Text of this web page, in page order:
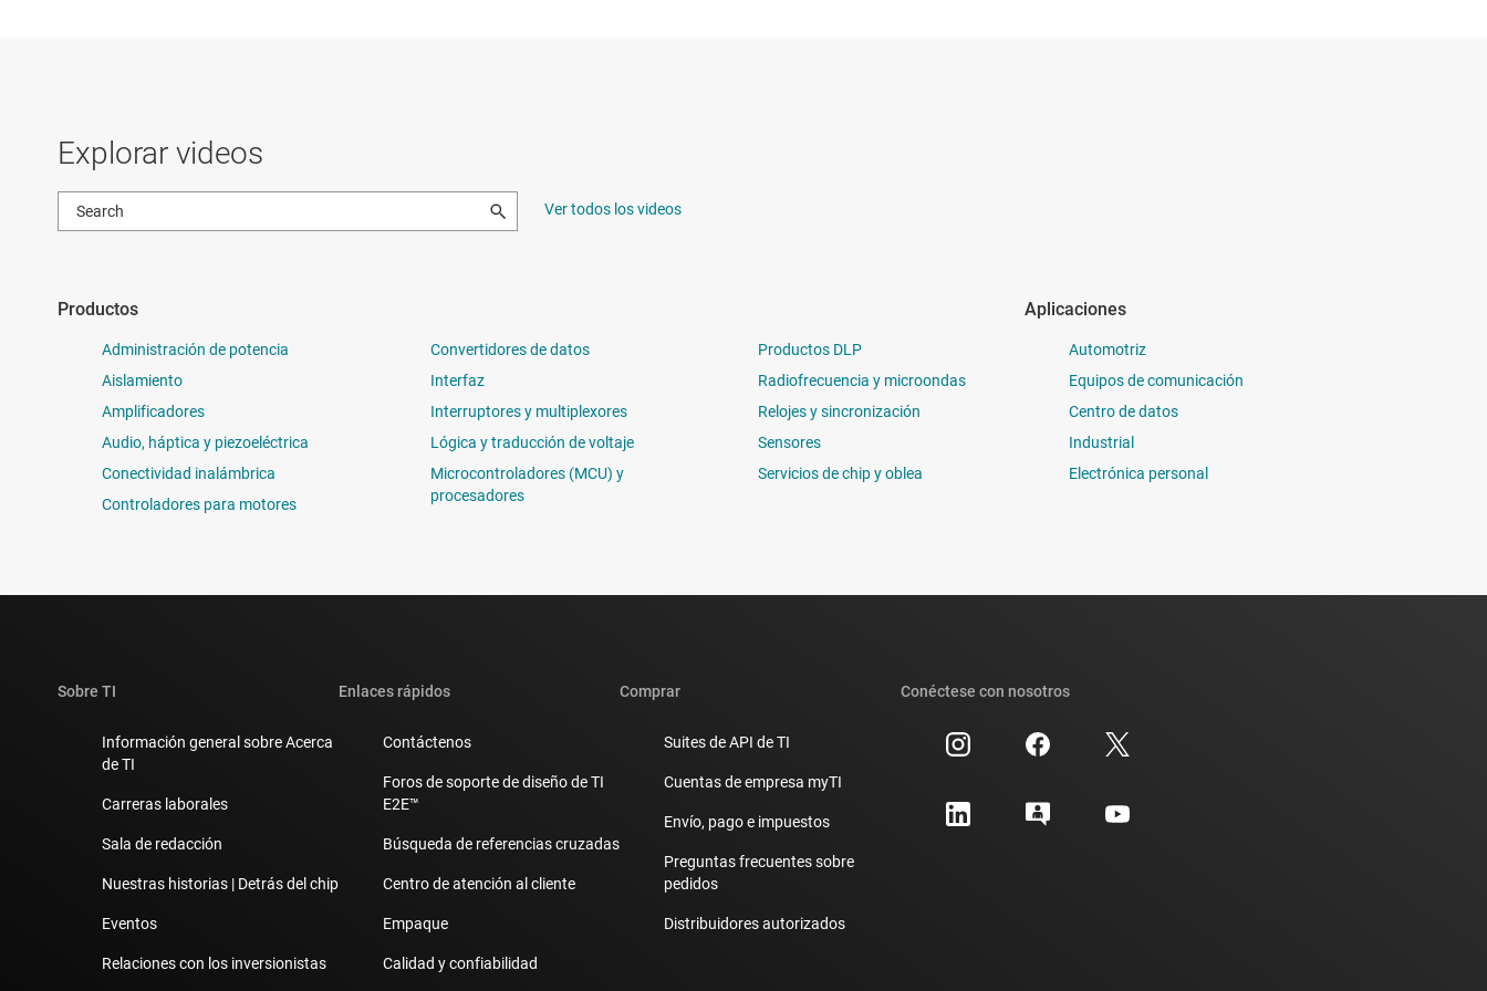
Explorar videos
Ver todos los videos
Productos
Administración de potencia
Aislamiento
Amplificadores
Audio, háptica y piezoeléctrica
Conectividad inalámbrica
Controladores para motores
Convertidores de datos
Interfaz
Interruptores y multiplexores
Lógica y traducción de voltaje
Microcontroladores (MCU) y
procesadores
Productos DLP
Radiofrecuencia y microondas
Relojes y sincronización
Sensores
Servicios de chip y oblea
Aplicaciones
Automotriz
Equipos de comunicación
Centro de datos
Industrial
Electrónica personal
Sobre TI
Información general sobre Acerca
de TI
Carreras laborales
Sala de redacción
Nuestras historias | Detrás del chip
Eventos
Relaciones con los inversionistas
Enlaces rápidos
Contáctenos
Foros de soporte de diseño de TI
E2E™
Búsqueda de referencias cruzadas
Centro de atención al cliente
Empaque
Calidad y confiabilidad
Comprar
Suites de API de TI
Cuentas de empresa myTI
Envío, pago e impuestos
Preguntas frecuentes sobre
pedidos
Distribuidores autorizados
Conéctese con nosotros